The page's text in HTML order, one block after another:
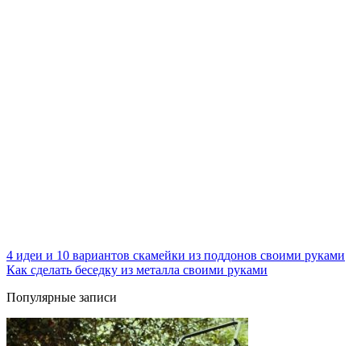
4 идеи и 10 вариантов скамейки из поддонов своими руками
Как сделать беседку из металла своими руками
Популярные записи